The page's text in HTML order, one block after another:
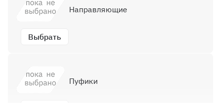
Выбрать
Направляющие
Пуфики